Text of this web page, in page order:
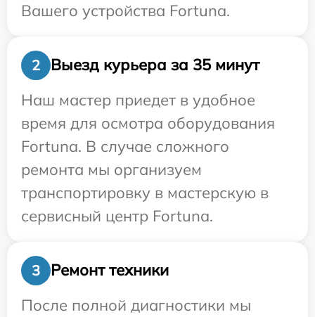
Вашего устройства Fortuna.
2
Выезд курьера за 35 минут
Наш мастер приедет в удобное
время для осмотра оборудования
Fortuna. В случае сложного
ремонта мы организуем
транспортировку в мастерскую в
сервисный центр Fortuna.
3
Ремонт техники
После полной диагностики мы